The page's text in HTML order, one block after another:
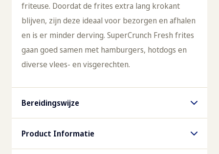
friteuse. Doordat de frites extra lang krokant
blijven, zijn deze ideaal voor bezorgen en afhalen
en is er minder derving. SuperCrunch Fresh frites
gaan goed samen met hamburgers, hotdogs en
diverse vlees- en visgerechten.
Bereidingswijze
Friteuse
Max. 175°C, portie ca. 500g, 2½-3 min.
Product Informatie